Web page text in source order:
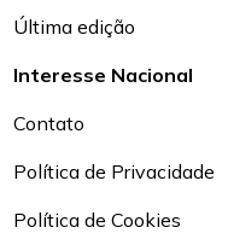
Última edição
Interesse Nacional
Contato
Política de Privacidade
Política de Cookies